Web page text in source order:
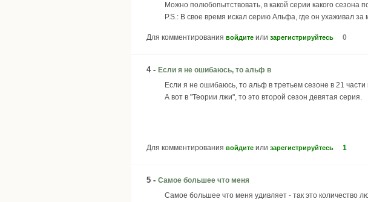
Можно полюбопытствовать, в какой серии какого сезона
P.S.: В свое время искал серию Альфа, где он ухаживал за
Для комментирования войдите или зарегистрируйтесь 0
4 - Если я не ошибаюсь, то альф в
Если я не ошибаюсь, то альф в третьем сезоне в 21 части
А вот в "Теории лжи", то это второй сезон девятая серия.
Для комментирования войдите или зарегистрируйтесь 1
5 - Самое большее что меня
Самое большее что меня удивляет - так это количество